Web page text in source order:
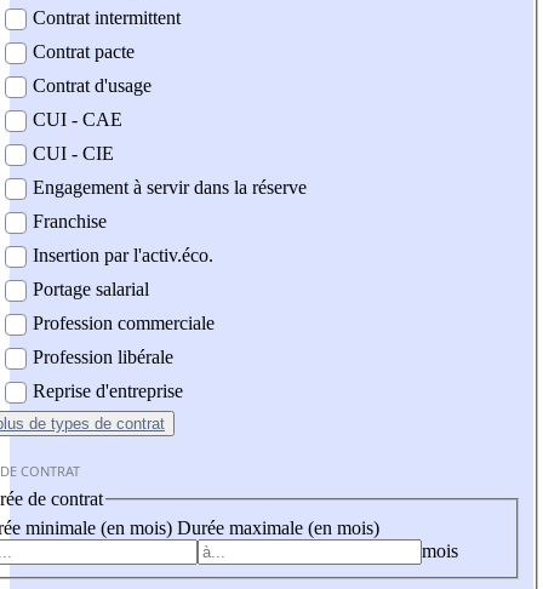
Contrat intermittent
Contrat pacte
Contrat d'usage
CUI - CAE
CUI - CIE
Engagement à servir dans la réserve
Franchise
Insertion par l'activ.éco.
Portage salarial
Profession commerciale
Profession libérale
Reprise d'entreprise
de types de contrat
CONTRAT
de contrat
minimale (en mois) Durée maximale (en mois)
mois